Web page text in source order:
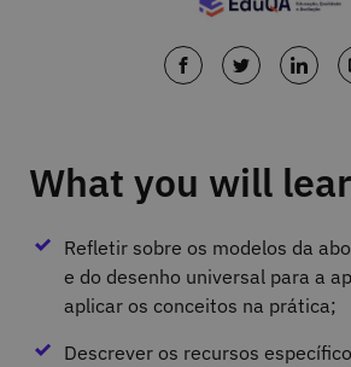
What you will
Refletir sobre os modelos da
e do desenho universal para a
aplicar os conceitos na prática;
Descrever os recursos